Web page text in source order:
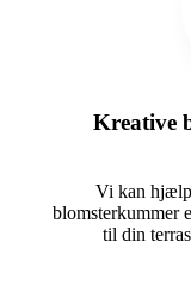
Kreative
Vi kan
blomsterkummer
til din